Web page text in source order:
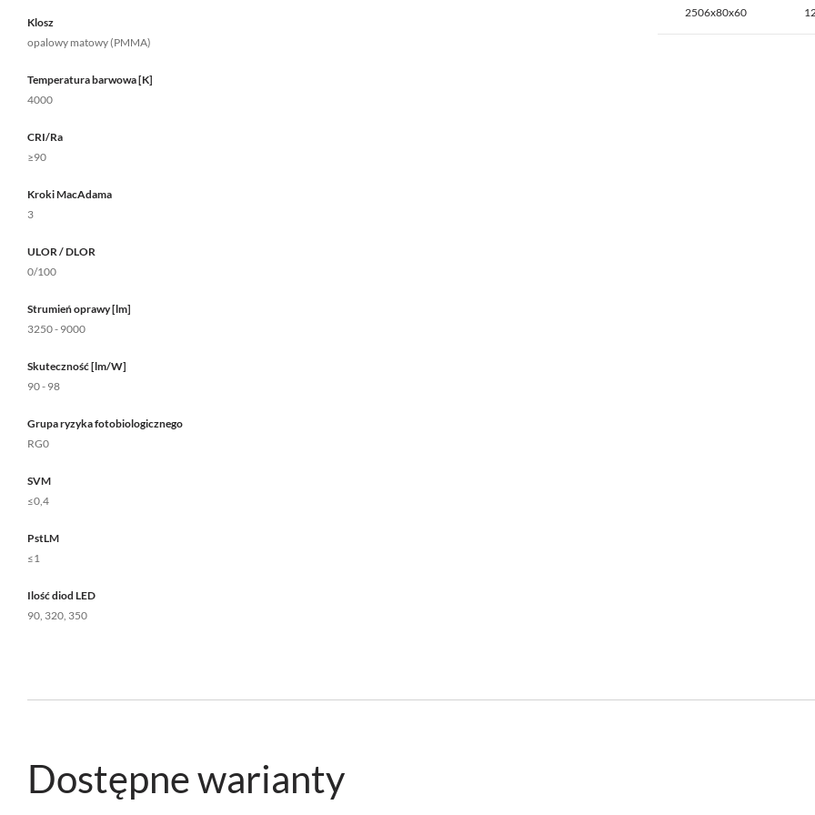
Klosz
opalowy matowy (PMMA)
Temperatura barwowa [K]
4000
CRI/Ra
≥90
Kroki MacAdama
3
ULOR / DLOR
0/100
Strumień oprawy [lm]
3250 - 9000
Skuteczność [lm/W]
90 - 98
Grupa ryzyka fotobiologicznego
RG0
SVM
≤0,4
PstLM
≤1
Ilość diod LED
90, 320, 350
2506x80x60
Dostępne warianty